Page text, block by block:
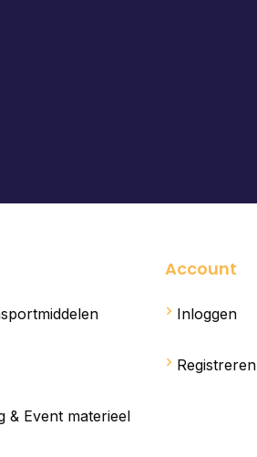
& Event materieel
Account
Inloggen
Registreren